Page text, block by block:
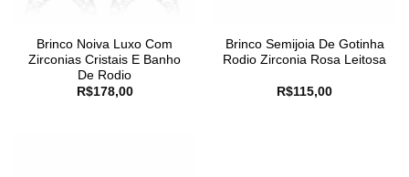
Brinco Noiva Luxo Com
Zirconias Cristais E Banho
De Rodio
R$178,00
Brinco Semijoia De Gotinha
Rodio Zirconia Rosa Leitosa
R$115,00